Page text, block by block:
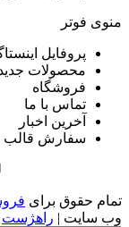
منوی فوتر
پروفایل
محصولات
فروشگاه
تماس با ما
آخرین اخبار
سفارش قالب
تمام حقوق برای
وب سایت | راهژست